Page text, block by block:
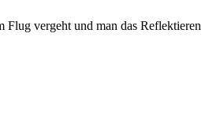
vergeht und man das Reflektieren